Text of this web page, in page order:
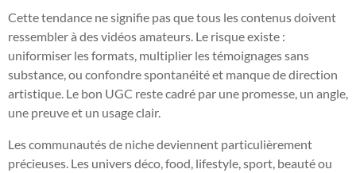
Cette tendance ne signifie pas que tous les contenus doivent
ressembler à des vidéos amateurs. Le risque existe :
uniformiser les formats, multiplier les témoignages sans
substance, ou confondre spontanéité et manque de direction
artistique. Le bon UGC reste cadré par une promesse, un angle,
une preuve et un usage clair.
Les communautés de niche deviennent particulièrement
précieuses. Les univers déco, food, lifestyle, sport, beauté ou